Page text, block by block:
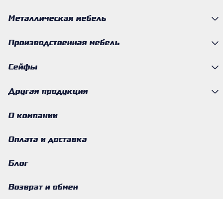
Металлическая мебель
Производственная мебель
Сейфы
Другая продукция
О компании
Оплата и доставка
Блог
Возврат и обмен